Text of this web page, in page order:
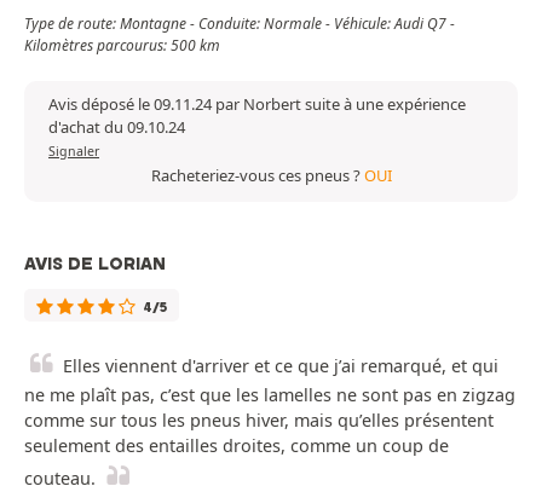
Type de route: Montagne - Conduite: Normale - Véhicule: Audi Q7 -
Kilomètres parcourus: 500 km
Avis déposé le 09.11.24 par Norbert suite à une expérience
d'achat du 09.10.24
Signaler
Racheteriez-vous ces pneus ?OUI
AVIS DE LORIAN
4/5
Elles viennent d'arriver et ce que j’ai remarqué, et qui
ne me plaît pas, c’est que les lamelles ne sont pas en zigzag
comme sur tous les pneus hiver, mais qu’elles présentent
seulement des entailles droites, comme un coup de
couteau.